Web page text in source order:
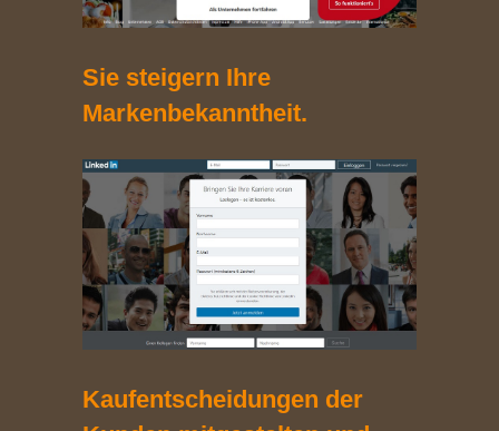
Sie steigern Ihre
Markenbekanntheit.
Kaufentscheidungen der